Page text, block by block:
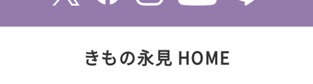
きもの永見 HOME